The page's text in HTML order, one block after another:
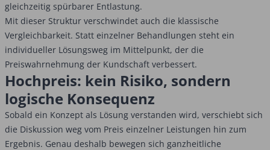
gleichzeitig spürbarer Entlastung.
Mit dieser Struktur verschwindet auch die klassische
Vergleichbarkeit. Statt einzelner Behandlungen steht ein
individueller Lösungsweg im Mittelpunkt, der die
Preiswahrnehmung der Kundschaft verbessert.
Hochpreis: kein Risiko, sondern
logische Konsequenz
Sobald ein Konzept als Lösung verstanden wird, verschiebt sich
die Diskussion weg vom Preis einzelner Leistungen hin zum
Ergebnis. Genau deshalb bewegen sich ganzheitliche